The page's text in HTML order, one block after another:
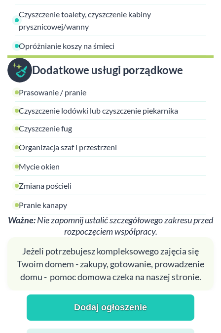
Czyszczenie toalety, czyszczenie kabiny
prysznicowej/wanny
Opróżnianie koszy na śmieci
Dodatkowe usługi porządkowe
Prasowanie / pranie
Czyszczenie lodówki lub czyszczenie piekarnika
Czyszczenie fug
Organizacja szaf i przestrzeni
Mycie okien
Zmiana pościeli
Pranie kanapy
Ważne:Nie zapomnij ustalić szczegółowego zakresu przed
rozpoczęciem współpracy.
Jeżeli potrzebujesz kompleksowego zajęcia się
Twoim domem - zakupy, gotowanie, prowadzenie
domu - pomoc domowa czeka na naszej stronie.
Dodaj ogłoszenie